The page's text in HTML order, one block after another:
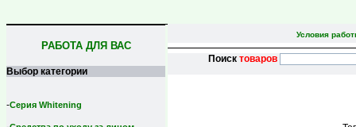
РАБОТА ДЛЯ ВАС
Выбор категории
-Серия Whitening
Условия
Поиск товаров